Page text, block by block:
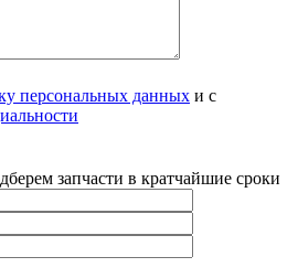
персональных данных и с
запчасти в кратчайшие сроки